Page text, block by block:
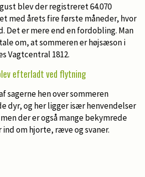
blev der registreret 64.070
med årets fire første måneder, hvor
Det er mere end en fordobling. Man
om, at sommeren er højsæson i
Vagtcentral 1812.
efterladt ved flytning
sagerne hen over sommeren
dyr, og her ligger især henvendelser
der er også mange bekymrede
om hjorte, ræve og svaner.